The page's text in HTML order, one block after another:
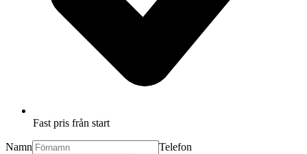
Fast pris från start
Namn Telefon